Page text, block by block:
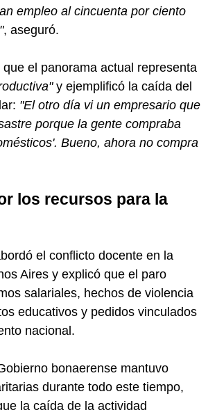
empleo al cincuenta por ciento
, aseguró.
el panorama actual representa
y ejemplificó la caída del
"El otro día vi un empresario que
porque la gente compraba
Bueno, ahora no compra
los recursos para la
el conflicto docente en la
Aires y explicó que el paro
salariales, hechos de violencia
educativos y pedidos vinculados
nacional.
bonaerense mantuvo
durante todo este tiempo,
la caída de la actividad